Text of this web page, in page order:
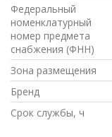
Федеральный
номенклатурный
номер предмета
снабжения (ФНН)
Зона размещения
Бренд
Срок службы, ч